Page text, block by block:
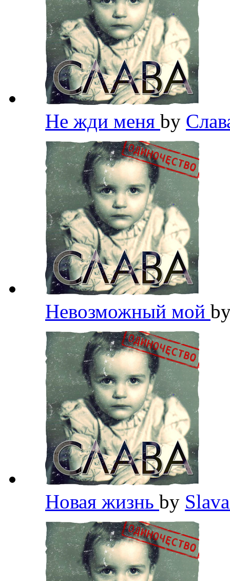
Не жди меня by
Невозможный мой
Новая жизнь by